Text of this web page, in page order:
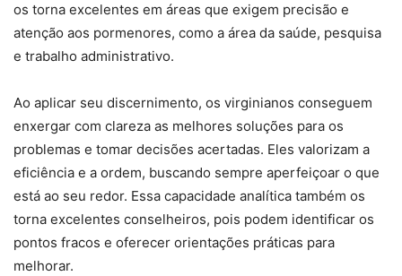
os torna excelentes em áreas que exigem precisão e
atenção aos pormenores, como a área da saúde, pesquisa
e trabalho administrativo.
Ao aplicar seu discernimento, os virginianos conseguem
enxergar com clareza as melhores soluções para os
problemas e tomar decisões acertadas. Eles valorizam a
eficiência e a ordem, buscando sempre aperfeiçoar o que
está ao seu redor. Essa capacidade analítica também os
torna excelentes conselheiros, pois podem identificar os
pontos fracos e oferecer orientações práticas para
melhorar.